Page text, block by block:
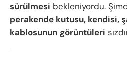
sürülmesi bekleniyordu.
perakende kutusu, kendisi,
kablosunun görüntüleri